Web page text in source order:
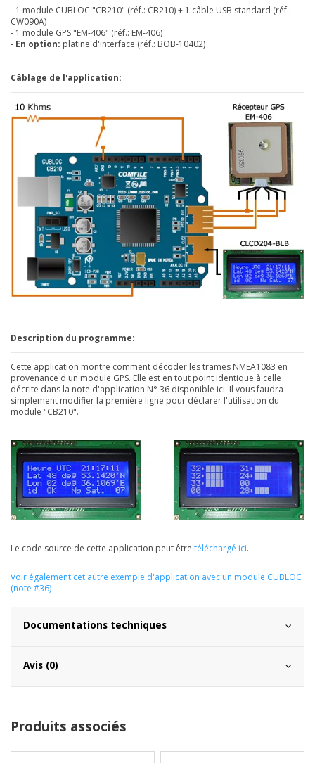
- 1 module CUBLOC "CB210" (réf.: CB210) + 1 câble USB standard (réf.:
CW090A)
- 1 module GPS "EM-406" (réf.: EM-406)
- En option: platine d'interface (réf.: BOB-10402)
Câblage de l'application:
Description du programme:
Cette application montre comment décoder les trames NMEA1083 en
provenance d'un module GPS. Elle est en tout point identique à celle
décrite dans la note d'application N° 36 disponible ici. Il vous faudra
simplement modifier la première ligne pour déclarer l'utilisation du
module "CB210".
Le code source de cette application peut être téléchargé ici.
Voir également cet autre exemple d'application avec un module CUBLOC
(note #36)
Documentations techniques
Avis (0)
Produits associés